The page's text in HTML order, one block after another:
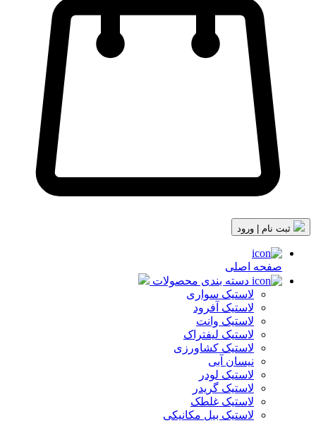
صفحه اصلی
دسته بندی محصولات
لاستیک سواری
لاستیک آفرود
لاستیک وانت
لاستیک لیفتراک
لاستیک کشاورزی
نیسان آبی
لاستیک لودر
لاستیک گریدر
لاستیک غلطک
لاستیک بیل مکانیکی